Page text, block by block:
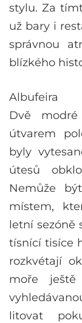
stylu. Za
už bary i
správnou
blízkého
Albufeira
Dvě modré
útvarem
byly
útesů
Nemůže
místem,
letní sezóně
tísnící tisíce
rozkvétají
moře
litovat